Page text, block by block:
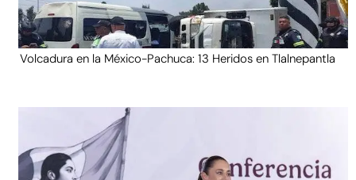
Volcadura en la México-Pachuca: 13 Heridos en Tlalnepantla